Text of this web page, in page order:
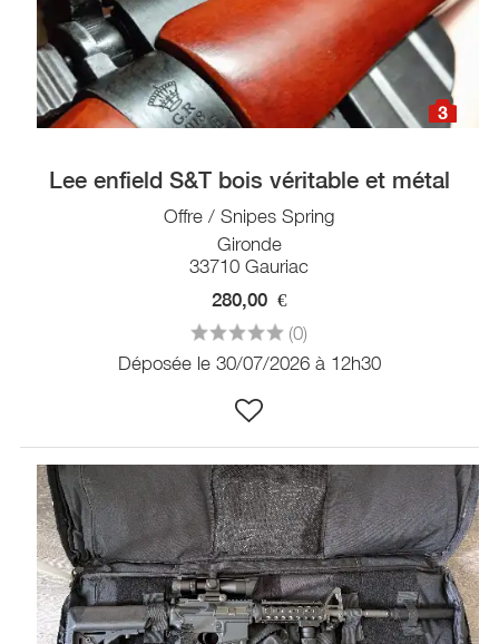
3
Lee enfield S&T bois véritable et métal
Offre / Snipes Spring
Gironde
33710 Gauriac
280,00 €
(0)
Déposée le 30/07/2026 à 12h30